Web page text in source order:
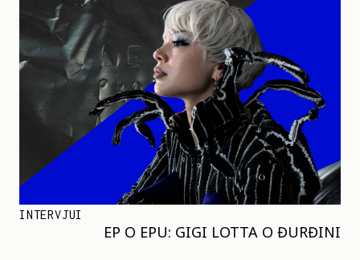
INTERVJUI
EP O EPU: GIGI LOTTA O ĐURĐINI